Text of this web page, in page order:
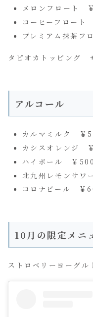
メロンフロート
コーヒーフロー
プレミアム抹茶
タピオカトッピング
アルコール
カルマミルク ￥
カシスオレンジ
ハイボール ￥500
北九州レモンサ
コロナビール ￥
10月の限定メニ
ストロベリーヨーグル